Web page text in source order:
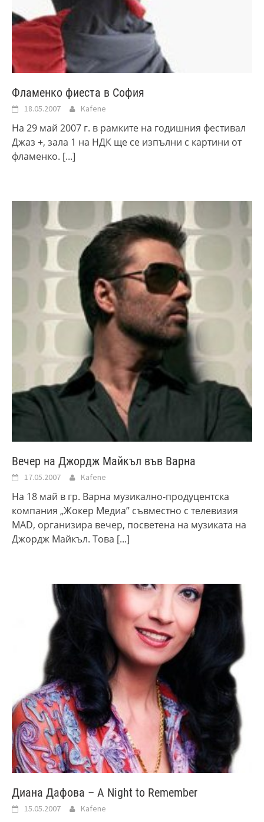
Фламенко фиеста в София
18.05.2007 Kafene
На 29 май 2007 г. в рамките на годишния фестивал
Джаз +, зала 1 на НДК ще се изпълни с картини от
фламенко. [...]
Вечер на Джордж Майкъл във Варна
17.05.2007 Kafene
На 18 май в гр. Варна музикално-продуцентска
компания „Жокер Медиа” съвместно с телевизия
MAD, организира вечер, посветена на музиката на
Джордж Майкъл. Това [...]
Диана Дафова – A Night to Remember
15.05.2007 Kafene